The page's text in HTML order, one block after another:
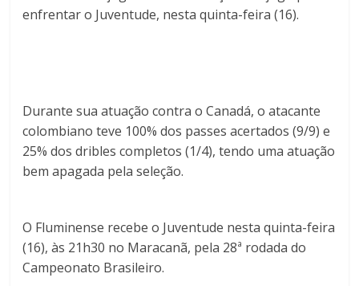
enfrentar o Juventude, nesta quinta-feira (16).
Durante sua atuação contra o Canadá, o atacante
colombiano teve 100% dos passes acertados (9/9) e
25% dos dribles completos (1/4), tendo uma atuação
bem apagada pela seleção.
O Fluminense recebe o Juventude nesta quinta-feira
(16), às 21h30 no Maracanã, pela 28ª rodada do
Campeonato Brasileiro.